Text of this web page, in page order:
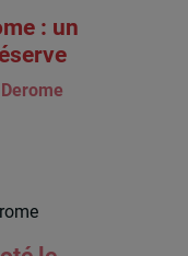
: un